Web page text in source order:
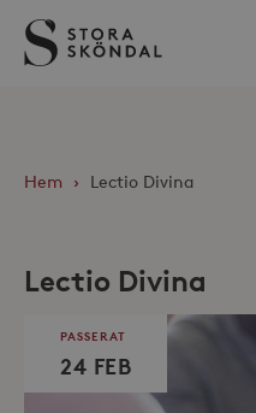
Stora
Sköndal
Hem › Lectio Divina
Lectio Divina
PASSERAT
24 FEB